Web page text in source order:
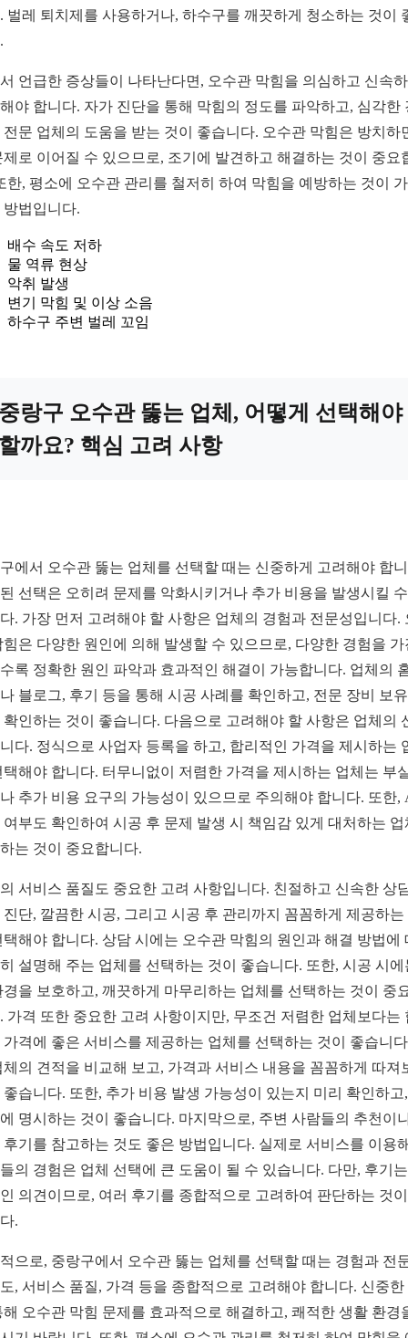
벌레 퇴치제를 사용하거나, 하수구를 깨끗하게 청소하는 것이
언급한 증상들이 나타난다면, 오수관 막힘을 의심하고 신속
야 합니다. 자가 진단을 통해 막힘의 정도를 파악하고, 심각한
전문 업체의 도움을 받는 것이 좋습니다. 오수관 막힘은 방치하
제로 이어질 수 있으므로, 조기에 발견하고 해결하는 것이 중요
한, 평소에 오수관 관리를 철저히 하여 막힘을 예방하는 것이
방법입니다.
배수 속도 저하
물 역류 현상
악취 발생
변기 막힘 및 이상 소음
하수구 주변 벌레 꼬임
랑구 오수관 뚫는 업체, 어떻게 선택해야
까요? 핵심 고려 사항
에서 오수관 뚫는 업체를 선택할 때는 신중하게 고려해야 합
선택은 오히려 문제를 악화시키거나 추가 비용을 발생시킬
. 가장 먼저 고려해야 할 사항은 업체의 경험과 전문성입니다.
힘은 다양한 원인에 의해 발생할 수 있으므로, 다양한 경험을 가
록 정확한 원인 파악과 효과적인 해결이 가능합니다. 업체의
블로그, 후기 등을 통해 시공 사례를 확인하고, 전문 장비 보
확인하는 것이 좋습니다. 다음으로 고려해야 할 사항은 업체의
다. 정식으로 사업자 등록을 하고, 합리적인 가격을 제시하는
택해야 합니다. 터무니없이 저렴한 가격을 제시하는 업체는 부
추가 비용 요구의 가능성이 있으므로 주의해야 합니다. 또한,
여부도 확인하여 시공 후 문제 발생 시 책임감 있게 대처하는 업
는 것이 중요합니다.
서비스 품질도 중요한 고려 사항입니다. 친절하고 신속한 상
진단, 깔끔한 시공, 그리고 시공 후 관리까지 꼼꼼하게 제공하는
택해야 합니다. 상담 시에는 오수관 막힘의 원인과 해결 방법에
설명해 주는 업체를 선택하는 것이 좋습니다. 또한, 시공 시에
경을 보호하고, 깨끗하게 마무리하는 업체를 선택하는 것이 중
가격 또한 중요한 고려 사항이지만, 무조건 저렴한 업체보다는
가격에 좋은 서비스를 제공하는 업체를 선택하는 것이 좋습니
체의 견적을 비교해 보고, 가격과 서비스 내용을 꼼꼼하게 따져
좋습니다. 또한, 추가 비용 발생 가능성이 있는지 미리 확인하고
명시하는 것이 좋습니다. 마지막으로, 주변 사람들의 추천이
후기를 참고하는 것도 좋은 방법입니다. 실제로 서비스를 이용
의 경험은 업체 선택에 큰 도움이 될 수 있습니다. 다만, 후기
의견이므로, 여러 후기를 종합적으로 고려하여 판단하는 것
.
으로, 중랑구에서 오수관 뚫는 업체를 선택할 때는 경험과 전
, 서비스 품질, 가격 등을 종합적으로 고려해야 합니다. 신중한
해 오수관 막힘 문제를 효과적으로 해결하고, 쾌적한 생활 환경